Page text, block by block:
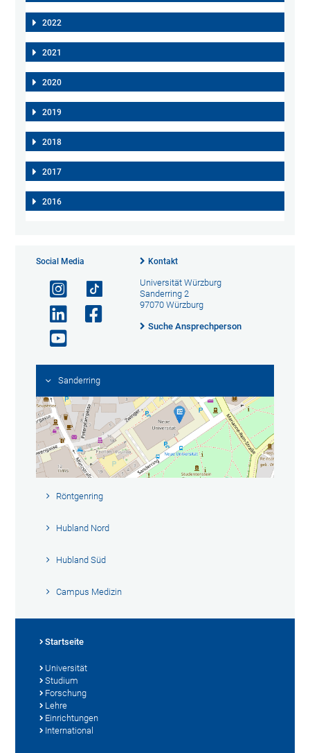
2022
2021
2020
2019
2018
2017
2016
Social Media Kontakt
Universität Würzburg
Sanderring 2
97070 Würzburg
Suche Ansprechperson
Sanderring
Röntgenring
Hubland Nord
Hubland Süd
Campus Medizin
Startseite
Universität
Studium
Forschung
Lehre
Einrichtungen
International